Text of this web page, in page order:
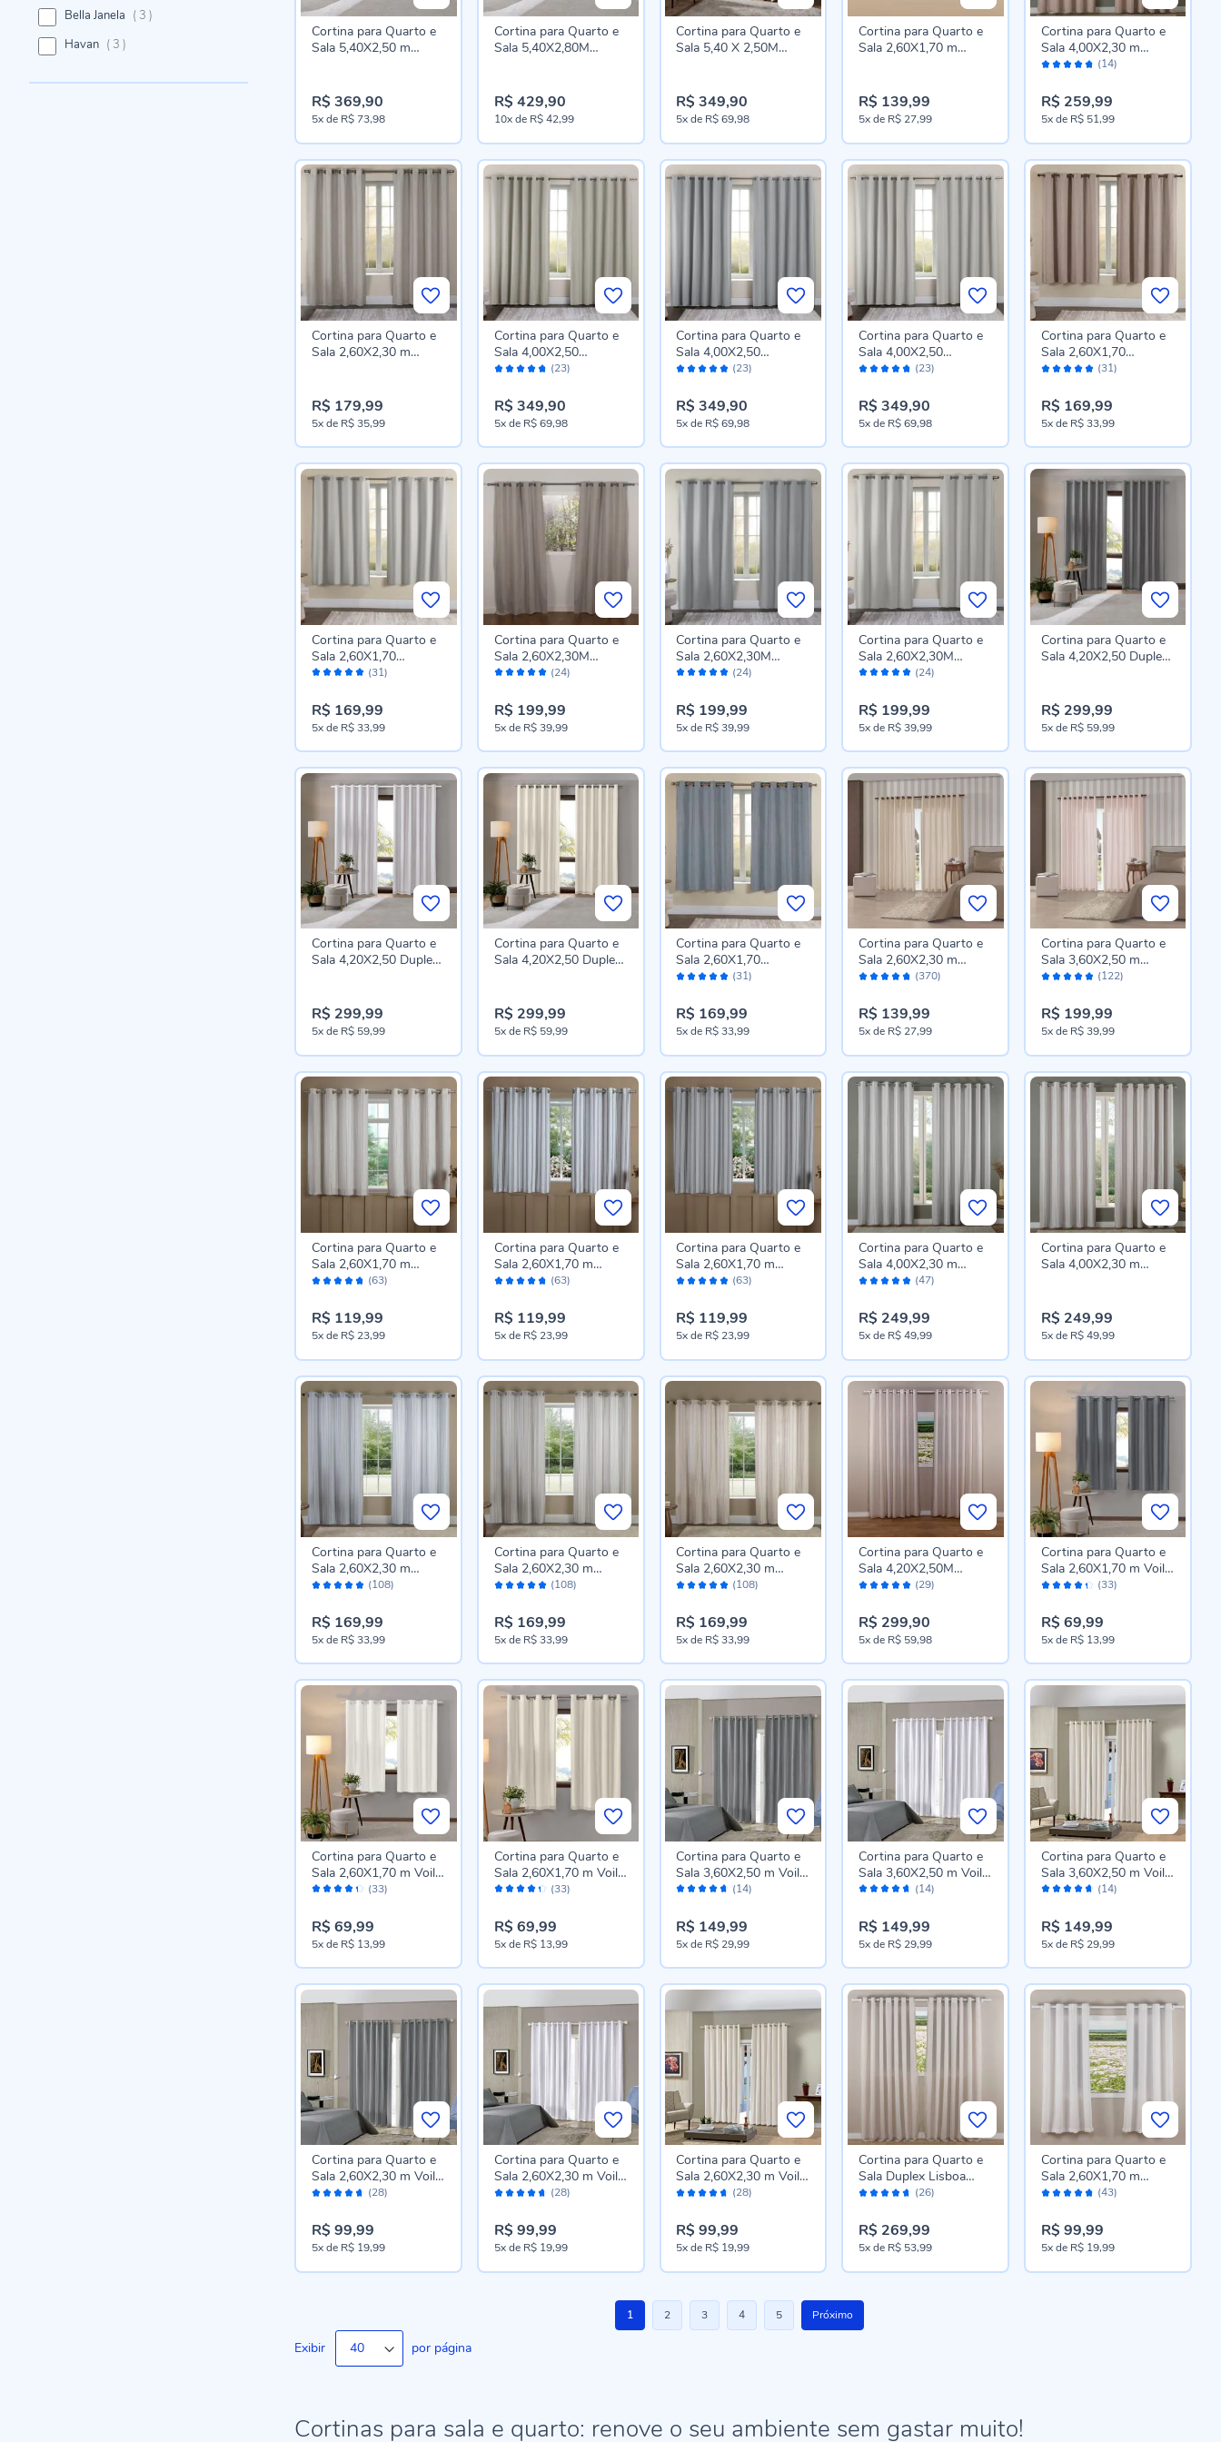
Cortina para Quarto e
Sala 5,40X2,50 m
R$ 369,90
5xde R$ 73,98
Cortina para Quarto e
Sala 5,40X2,80M
R$ 429,90
10xde R$ 42,99
Cortina para Quarto e
Sala 5,40 X 2,50M
R$ 349,90
5xde R$ 69,98
Cortina para Quarto e
Sala 2,60X1,70 m
R$ 139,99
5xde R$ 27,99
Avaliação: (14)
Cortina para Quarto e
Sala 4,00X2,30 m
Naturalle Havan Casa -
R$ 259,99
5xde R$ 51,99
Cortina para Quarto e
Sala 2,60X2,30 m
R$ 179,99
5xde R$ 35,99
Avaliação: (23)
Cortina para Quarto e
Sala 4,00X2,50
Blackout Dual Block
R$ 349,90
5xde R$ 69,98
Avaliação: (23)
Cortina para Quarto e
Sala 4,00X2,50
Blackout Dual Block
R$ 349,90
5xde R$ 69,98
Avaliação: (23)
Cortina para Quarto e
Sala 4,00X2,50
Blackout Dual Block
R$ 349,90
5xde R$ 69,98
Avaliação: (31)
Cortina para Quarto e
Sala 2,60X1,70
Blackout Dual Block
R$ 169,99
5xde R$ 33,99
Avaliação: (31)
Cortina para Quarto e
Sala 2,60X1,70
Blackout Dual Block
R$ 169,99
5xde R$ 33,99
Avaliação: (24)
Cortina para Quarto e
Sala 2,60X2,30M
Blackout Dual Block
0002
R$ 199,99
5xde R$ 39,99
Avaliação: (24)
Cortina para Quarto e
Sala 2,60X2,30M
Blackout Dual Block
R$ 199,99
5xde R$ 39,99
Avaliação: (24)
Cortina para Quarto e
Sala 2,60X2,30M
Blackout Dual Block
R$ 199,99
5xde R$ 39,99
Cortina para Quarto e
Sala 4,20X2,50 Duplex
R$ 299,99
5xde R$ 59,99
Cortina para Quarto e
Sala 4,20X2,50 Duplex
R$ 299,99
5xde R$ 59,99
Cortina para Quarto e
Sala 4,20X2,50 Duplex
R$ 299,99
5xde R$ 59,99
Avaliação: (31)
Cortina para Quarto e
Sala 2,60X1,70
Blackout Dual Block
R$ 169,99
5xde R$ 33,99
Avaliação: (370)
Cortina para Quarto e
Sala 2,60X2,30 m
Rústica Madri Havan
R$ 139,99
5xde R$ 27,99
Avaliação: (122)
Cortina para Quarto e
Sala 3,60X2,50 m
Rústica Madri Havan
R$ 199,99
5xde R$ 39,99
Avaliação: (63)
Cortina para Quarto e
Sala 2,60X1,70 m
Chenille Havan Casa -
R$ 119,99
5xde R$ 23,99
Avaliação: (63)
Cortina para Quarto e
Sala 2,60X1,70 m
Chenille Havan Casa -
R$ 119,99
5xde R$ 23,99
Avaliação: (63)
Cortina para Quarto e
Sala 2,60X1,70 m
Chenille Havan Casa -
R$ 119,99
5xde R$ 23,99
Avaliação: (47)
Cortina para Quarto e
Sala 4,00X2,30 m
Chenille Havan Casa -
R$ 249,99
5xde R$ 49,99
Cortina para Quarto e
Sala 4,00X2,30 m
R$ 249,99
5xde R$ 49,99
Avaliação: (108)
Cortina para Quarto e
Sala 2,60X2,30 m
Chenille Havan Casa -
R$ 169,99
5xde R$ 33,99
Avaliação: (108)
Cortina para Quarto e
Sala 2,60X2,30 m
Chenille Havan Casa -
R$ 169,99
5xde R$ 33,99
Avaliação: (108)
Cortina para Quarto e
Sala 2,60X2,30 m
Chenille Havan Casa -
R$ 169,99
5xde R$ 33,99
Avaliação: (29)
Cortina para Quarto e
Sala 4,20X2,50M
Duplex Lisboa Havan
R$ 299,90
5xde R$ 59,98
Avaliação: (33)
Cortina para Quarto e
Sala 2,60X1,70 m Voil
Bellini Havan Casa -
R$ 69,99
5xde R$ 13,99
Avaliação: (33)
Cortina para Quarto e
Sala 2,60X1,70 m Voil
Bellini Havan Casa -
R$ 69,99
5xde R$ 13,99
Avaliação: (33)
Cortina para Quarto e
Sala 2,60X1,70 m Voil
Bellini Havan Casa -
R$ 69,99
5xde R$ 13,99
Avaliação: (14)
Cortina para Quarto e
Sala 3,60X2,50 m Voil
Bellini Havan Casa -
R$ 149,99
5xde R$ 29,99
Avaliação: (14)
Cortina para Quarto e
Sala 3,60X2,50 m Voil
Bellini Havan Casa -
R$ 149,99
5xde R$ 29,99
Avaliação: (14)
Cortina para Quarto e
Sala 3,60X2,50 m Voil
Bellini Havan Casa -
R$ 149,99
5xde R$ 29,99
Avaliação: (28)
Cortina para Quarto e
Sala 2,60X2,30 m Voil
Bellini Havan Casa -
R$ 99,99
5xde R$ 19,99
Avaliação: (28)
Cortina para Quarto e
Sala 2,60X2,30 m Voil
Bellini Havan Casa -
R$ 99,99
5xde R$ 19,99
Avaliação: (28)
Cortina para Quarto e
Sala 2,60X2,30 m Voil
Bellini Havan Casa -
R$ 99,99
5xde R$ 19,99
Avaliação: (26)
Cortina para Quarto e
Sala Duplex Lisboa
4,20X2,30 m Havan
R$ 269,99
5xde R$ 53,99
Avaliação: (43)
Cortina para Quarto e
Sala 2,60X1,70 m
Rústica Fiori Havan
R$ 99,99
5xde R$ 19,99
Página
Você esta lendo a pagina
1 Página
2 Página
3 Página
4 Página
5 Próximo
Exibir por página
Cortinas para sala e quarto: renove o seu ambiente sem gastar muito!
Bella Janela 3 itens
Havan
3 itens